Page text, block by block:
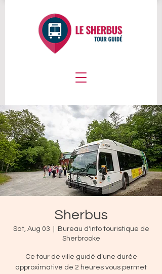
Sherbus
Sat, Aug 03
Bureau d'info touristique de
Sherbrooke
Ce tour de ville guidé d’une durée
approximative de 2 heures vous permet